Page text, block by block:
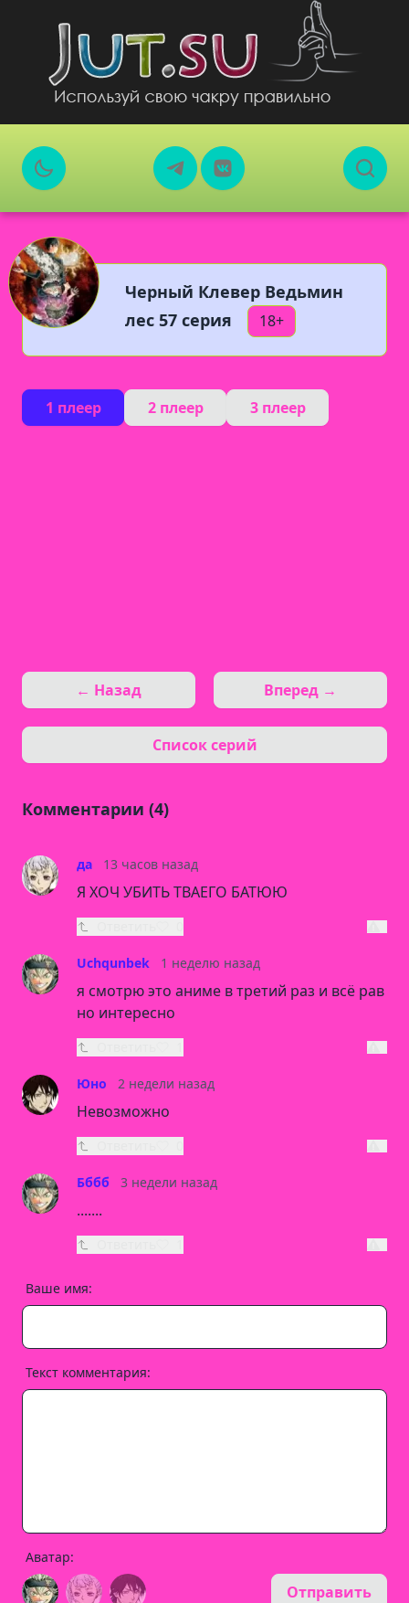
Черный Клевер Ведьмин
лес 57 серия
18+
1 плеер 2 плеер 3 плеер
← Назад
Список серий
Вперед →
Комментарии (4)
да 13 часов назад
Я ХОЧ УБИТЬ ТВАЕГО БАТЮЮ
Uchqunbek 1 неделю назад
я смотрю это аниме в третий раз и всё рав
но интересно
Юно 2 недели назад
Невозможно
Бббб 3 недели назад
.......
Ваше имя:
Текст комментария:
Аватар:
Отправить